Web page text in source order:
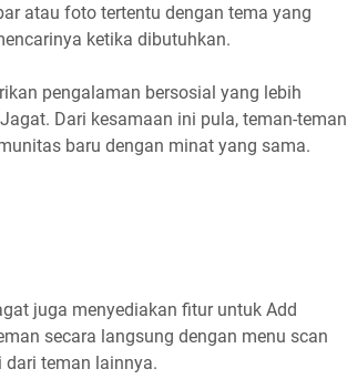
atau foto tertentu dengan tema yang
ketika dibutuhkan.
pengalaman bersosial yang lebih
Dari kesamaan ini pula, teman-teman
baru dengan minat yang sama.
juga menyediakan fitur untuk Add
secara langsung dengan menu scan
teman lainnya.